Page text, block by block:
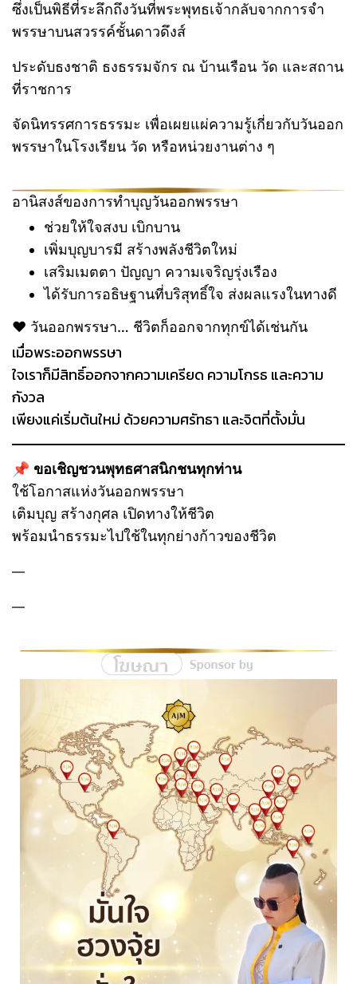
ซึ่งเป็นพิธีที่ระลึกถึงวันที่พระพุทธเจ้ากลับจากการจำ
พรรษาบนสวรรค์ชั้นดาวดึงส์
ประดับธงชาติ ธงธรรมจักร ณ บ้านเรือน วัด และสถาน
ที่ราชการ
จัดนิทรรศการธรรมะ เพื่อเผยแผ่ความรู้เกี่ยวกับวันออก
พรรษาในโรงเรียน วัด หรือหน่วยงานต่าง ๆ
อานิสงส์ของการทำบุญวันออกพรรษา
ช่วยให้ใจสงบ เบิกบาน
เพิ่มบุญบารมี สร้างพลังชีวิตใหม่
เสริมเมตตา ปัญญา ความเจริญรุ่งเรือง
ได้รับการอธิษฐานที่บริสุทธิ์ใจ ส่งผลแรงในทางดี
❤️ วันออกพรรษา… ชีวิตก็ออกจากทุกข์ได้เช่นกัน
เมื่อพระออกพรรษา
ใจเราก็มีสิทธิ์ออกจากความเครียด ความโกรธ และความ
กังวล
เพียงแค่เริ่มต้นใหม่ ด้วยความศรัทธา และจิตที่ตั้งมั่น
📌 ขอเชิญชวนพุทธศาสนิกชนทุกท่าน
ใช้โอกาสแห่งวันออกพรรษา
เติมบุญ สร้างกุศล เปิดทางให้ชีวิต
พร้อมนำธรรมะไปใช้ในทุกย่างก้าวของชีวิต
—
—